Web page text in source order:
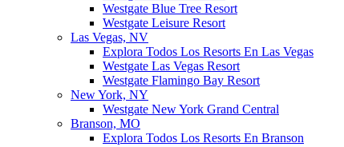
Westgate Blue Tree Resort
Westgate Leisure Resort
Las Vegas, NV
Explora Todos Los Resorts En Las Vegas
Westgate Las Vegas Resort
Westgate Flamingo Bay Resort
New York, NY
Westgate New York Grand Central
Branson, MO
Explora Todos Los Resorts En Branson